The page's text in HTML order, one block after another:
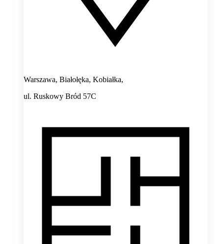
Warszawa, Białołęka, Kobiałka,
ul. Ruskowy Bród 57C